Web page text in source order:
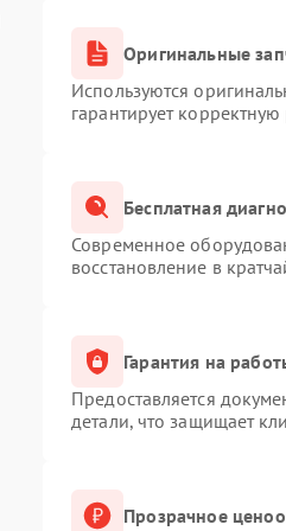
Оригинальные
Используются
гарантирует
Бесплатная
Современное
восстановление в
Гарантия на
Предоставляется
детали, что защищает
Прозрачное